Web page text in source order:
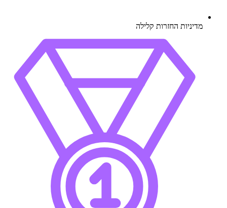
מדיניות החזרות קלילה